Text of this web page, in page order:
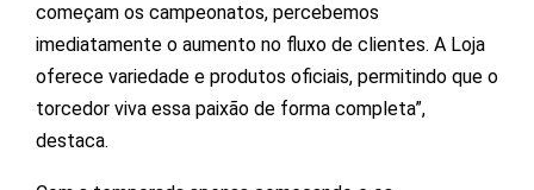
começam os campeonatos, percebemos
imediatamente o aumento no fluxo de clientes. A Loja
oferece variedade e produtos oficiais, permitindo que o
torcedor viva essa paixão de forma completa”,
destaca.